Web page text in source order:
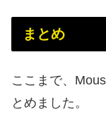
まとめ
ここまで、
とめました。